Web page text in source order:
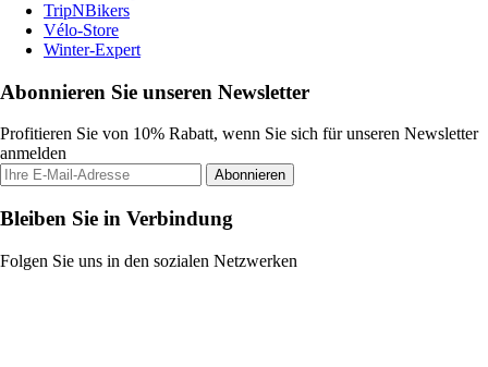
TripNBikers
Vélo-Store
Winter-Expert
Abonnieren Sie unseren Newsletter
Profitieren Sie von 10% Rabatt, wenn Sie sich für unseren Newsletter
anmelden
Abonnieren
Bleiben Sie in Verbindung
Folgen Sie uns in den sozialen Netzwerken